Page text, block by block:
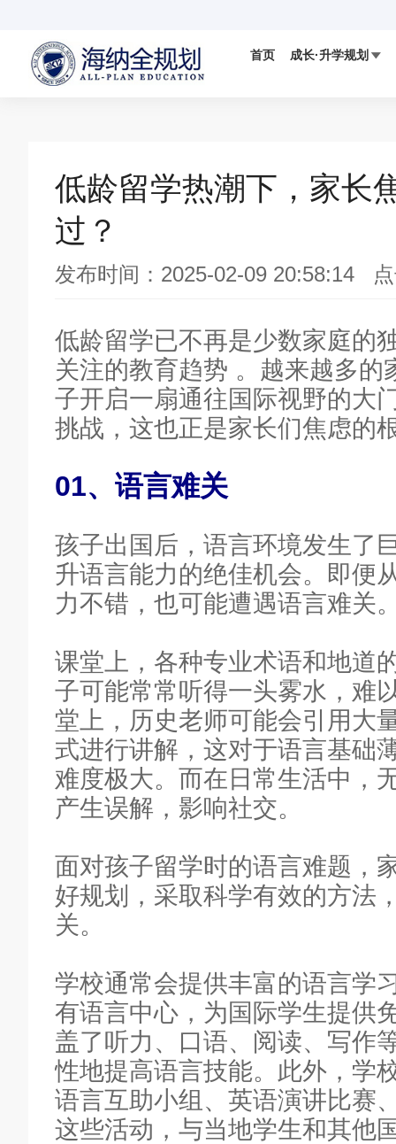
首页 成长·升学规划 
国际竞赛
DMM杜克数学竞赛
低龄留学热潮下，家长
过？
发布时间：2025-02-09 20:58:14
低龄留学已不再是少数家庭的
关注的教育趋势 。越来越多
子开启一扇通往国际视野的大
挑战，这也正是家长们焦虑的
01、语言难关
孩子出国后，语言环境发生了
升语言能力的绝佳机会。即便
力不错，也可能遭遇语言难关
课堂上，各种专业术语和地道
子可能常常听得一头雾水，难
堂上，历史老师可能会引用大
式进行讲解，这对于语言基础
难度极大。而在日常生活中，
产生误解，影响社交。
面对孩子留学时的语言难题，
好规划，采取科学有效的方法
关。
学校通常会提供丰富的语言学
有语言中心，为国际学生提供
盖了听力、口语、阅读、写作
性地提高语言技能。此外，学
语言互助小组、英语演讲比赛
这些活动，与当地学生和其他